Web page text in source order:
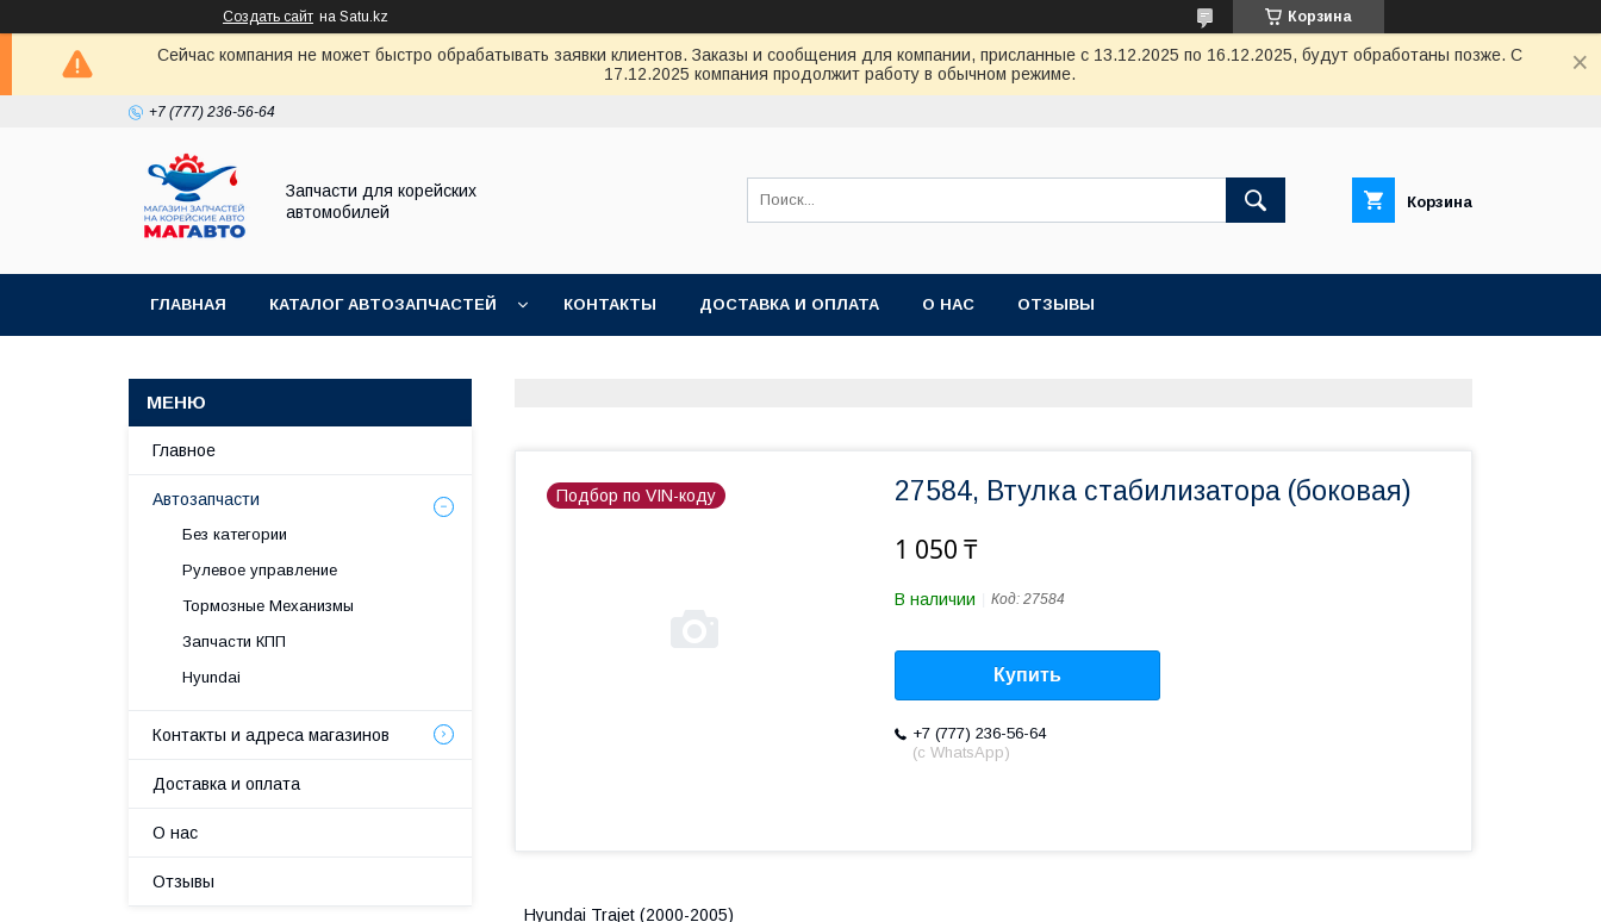
Создать сайт на Satu.kz Корзина
Сейчас компания не может быстро обрабатывать заявки клиентов. Заказы и сообщения для компании, присланные с 13.12.2025 по 16.12.2025, будут обработаны позже. С
17.12.2025 компания продолжит работу в обычном режиме.
+7 (777) 236-56-64
Запчасти для корейских
автомобилей
Корзина
ГЛАВНАЯ КАТАЛОГ АВТОЗАПЧАСТЕЙ КОНТАКТЫ ДОСТАВКА И ОПЛАТА О НАС ОТЗЫВЫ
Подбор по VIN-коду 27584, Втулка стабилизатора (боковая)
1 050 ₸
В наличии Код: 27584
Купить
+7 (777) 236-56-64
(с WhatsApp)
Hyundai Trajet (2000-2005)
Главное
Автозапчасти
Без категории
Рулевое управление
Тормозные Механизмы
Запчасти КПП
Hyundai
Контакты и адреса магазинов
Доставка и оплата
О нас
Отзывы